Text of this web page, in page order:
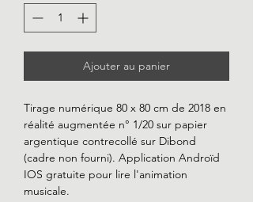
Ajouter au panier
Tirage numérique 80 x 80 cm de 2018 en
réalité augmentée n° 1/20 sur papier
argentique contrecollé sur Dibond
(cadre non fourni). Application Androïd
IOS gratuite pour lire l'animation
musicale.